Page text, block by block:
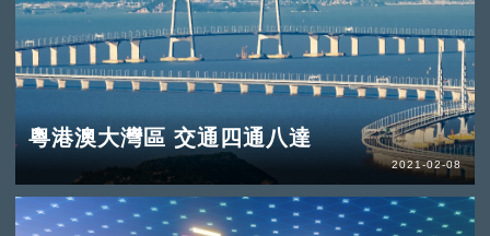
粵港澳大灣區 交通四通八達
2021-02-08